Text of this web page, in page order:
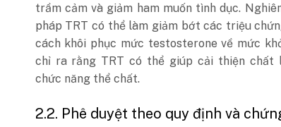
trầm cảm và giảm ham muốn tình dục.
pháp TRT có thể làm giảm bớt các triệu
cách khôi phục mức testosterone về mức
chỉ ra rằng TRT có thể giúp cải thiện chất
chức năng thể chất.
2.2. Phê duyệt theo quy định và